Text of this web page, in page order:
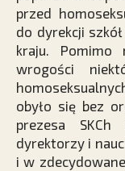
przed
do dyrekcji
kraju. Pomimo
wrogości
obyło się bez
prezesa
dyrektorzy i
i w